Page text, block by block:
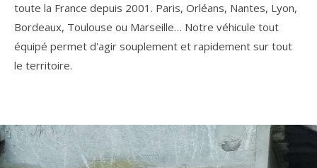
toute la France depuis 2001. Paris, Orléans, Nantes, Lyon,
Bordeaux, Toulouse ou Marseille… Notre véhicule tout
équipé permet d'agir souplement et rapidement sur tout
le territoire.